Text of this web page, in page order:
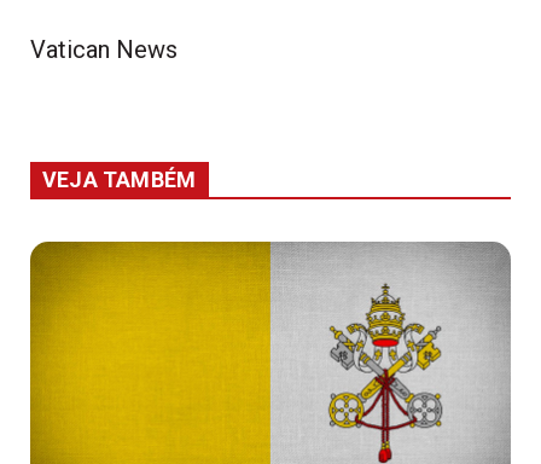
Vatican News
VEJA TAMBÉM